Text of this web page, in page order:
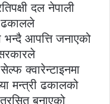
दल नेपाली
ढकालले
भन्दै आपत्ति जनाएको
क्वारेन्टाइनमा
मन्त्री ढकालको
बनाएको